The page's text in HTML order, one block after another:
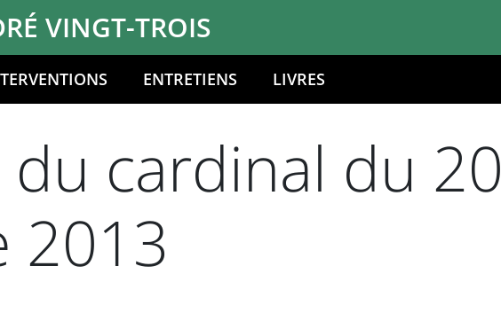
VINGT-TROIS
ENTRETIENS LIVRES
du cardinal du 20
2013